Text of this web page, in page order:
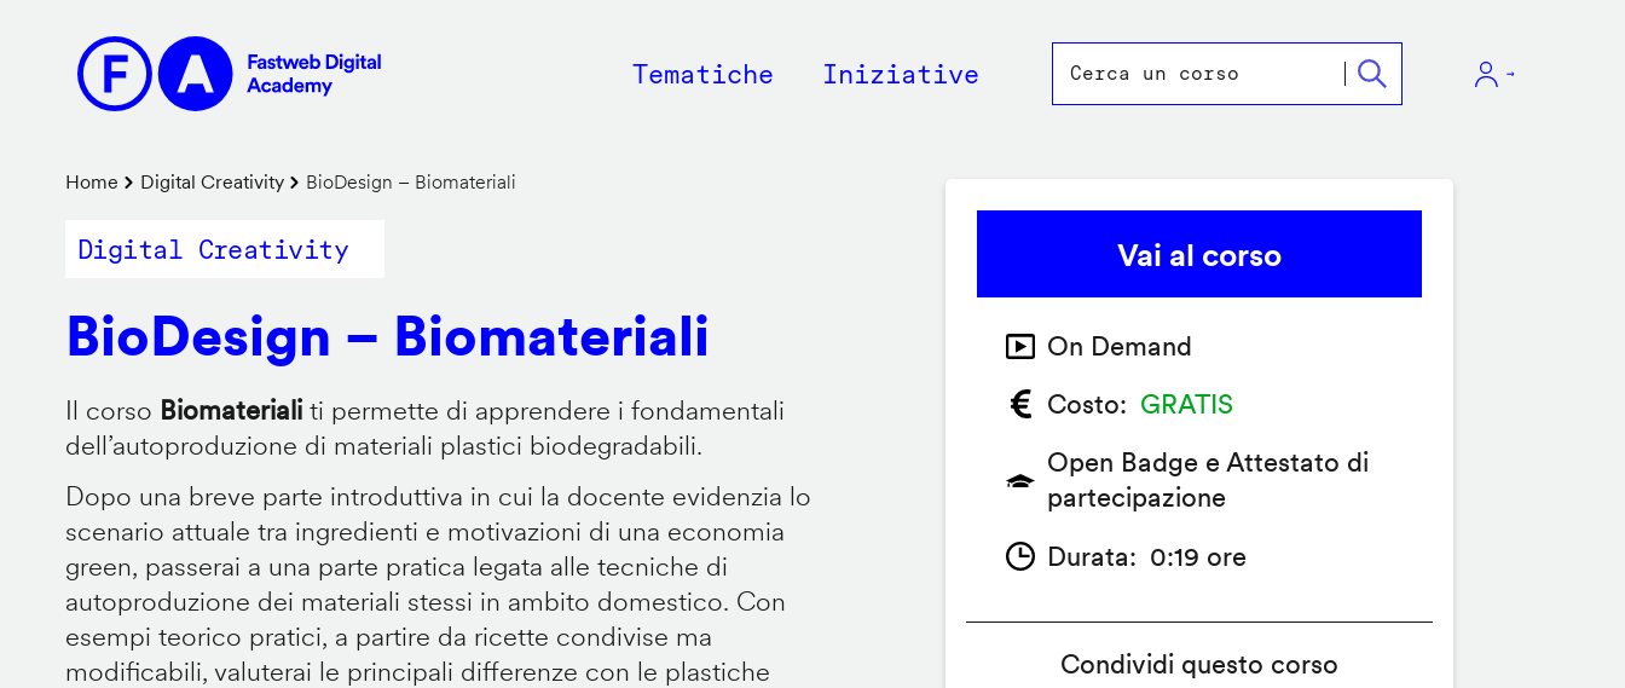
contenuto
principale
Main
Tematiche Iniziative
Briciole
di
Home Digital Creativity BioDesign – Biomateriali
Digital Creativity
BioDesign – Biomateriali
Il corso Biomaterialiti permette di apprendere i fondamentali
dell’autoproduzione di materiali plastici biodegradabili.
Dopo una breve parte introduttiva in cui la docente evidenzia lo
scenario attuale tra ingredienti e motivazioni di una economia
green, passerai a una parte pratica legata alle tecniche di
autoproduzione dei materiali stessi in ambito domestico. Con
esempi teorico pratici, a partire da ricette condivise ma
modificabili, valuterai le principali differenze con le plastiche
Vai al corso
On Demand
Costo
GRATIS
Open Badge e Attestato di
partecipazione
Durata
0:19 ore
Condividi questo corso